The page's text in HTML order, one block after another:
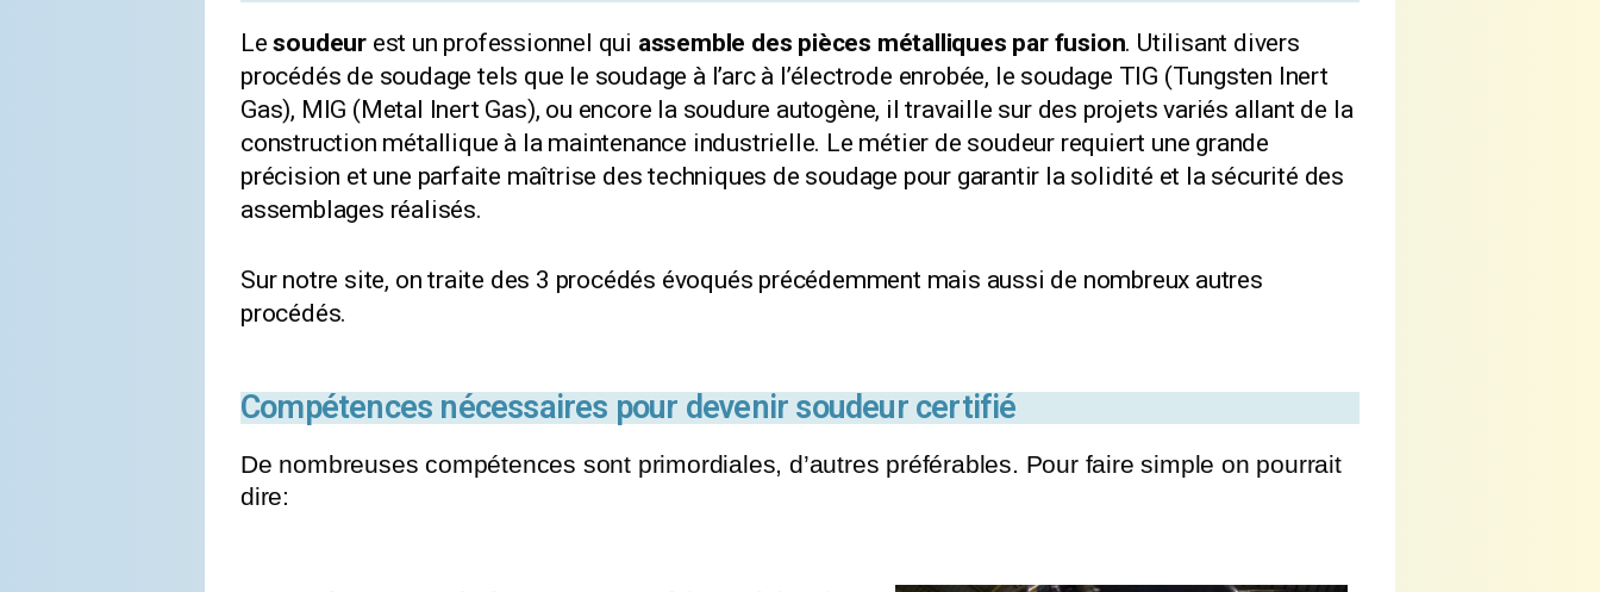
Lesoudeur est un professionnel qui assemble des pièces métalliques par fusion. Utilisant divers
procédés de soudage tels que le soudage à l’arc à l’électrode enrobée, le soudage TIG (Tungsten Inert
Gas), MIG (Metal Inert Gas), ou encore la soudure autogène, il travaille sur des projets variés allant de la
construction métallique à la maintenance industrielle. Le métier de soudeur requiert une grande
précision et une parfaite maîtrise des techniques de soudage pour garantir la solidité et la sécurité des
assemblages réalisés.
Sur notre site, on traite des 3 procédés évoqués précédemment mais aussi de nombreux autres
procédés.
Compétences nécessaires pour devenir soudeur certifié
De nombreuses compétences sont primordiales, d’autres préférables. Pour faire simple on pourrait
dire: